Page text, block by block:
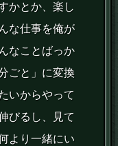
かとか、楽し
な仕事を俺が
なことばっか
ごと」に変換
いからやって
びるし、見て
より一緒にい